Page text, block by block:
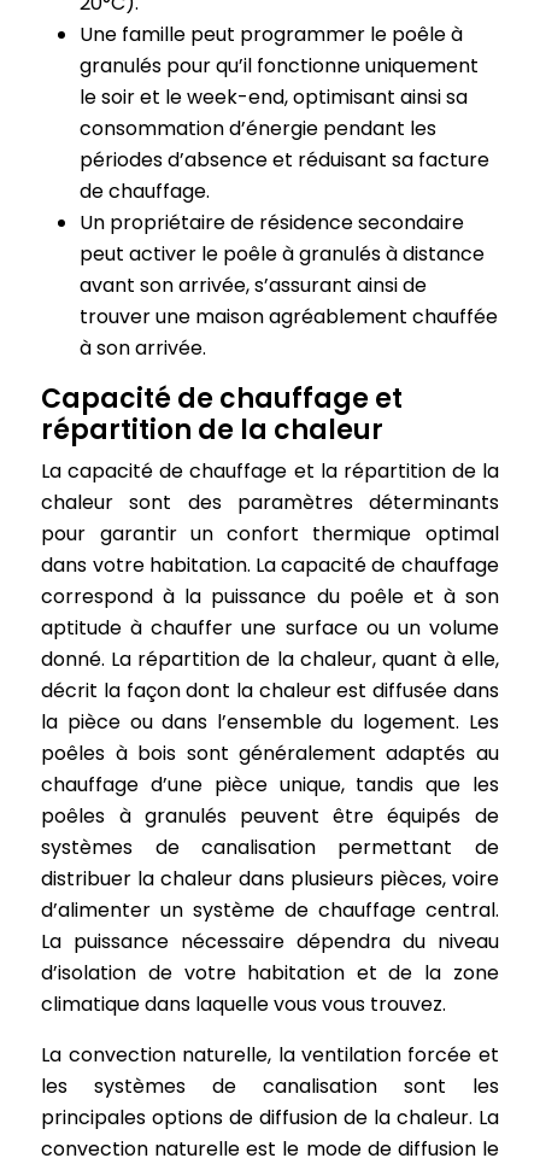
Une famille peut programmer le poêle à
granulés pour qu’il fonctionne uniquement
le soir et le week-end, optimisant ainsi sa
consommation d’énergie pendant les
périodes d’absence et réduisant sa facture
de chauffage.
Un propriétaire de résidence secondaire
peut activer le poêle à granulés à distance
avant son arrivée, s’assurant ainsi de
trouver une maison agréablement chauffée
à son arrivée.
Capacité de chauffage et
répartition de la chaleur
La capacité de chauffage et la répartition de la
chaleur sont des paramètres déterminants
pour garantir un confort thermique optimal
dans votre habitation. La capacité de chauffage
correspond à la puissance du poêle et à son
aptitude à chauffer une surface ou un volume
donné. La répartition de la chaleur, quant à elle,
décrit la façon dont la chaleur est diffusée dans
la pièce ou dans l’ensemble du logement. Les
poêles à bois sont généralement adaptés au
chauffage d’une pièce unique, tandis que les
poêles à granulés peuvent être équipés de
systèmes de canalisation permettant de
distribuer la chaleur dans plusieurs pièces, voire
d’alimenter un système de chauffage central.
La puissance nécessaire dépendra du niveau
d’isolation de votre habitation et de la zone
climatique dans laquelle vous vous trouvez.
La convection naturelle, la ventilation forcée et
les systèmes de canalisation sont les
principales options de diffusion de la chaleur. La
convection naturelle est le mode de diffusion le